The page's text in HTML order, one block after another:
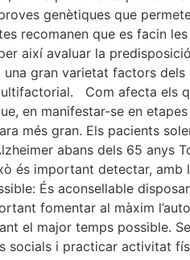
genètiques que
recomanen que es facin
així avaluar la
gran varietat factors
Com afecta els
en manifestar-se en
més gran. Els pacients
abans dels 65 anys
és important detectar,
És aconsellable
fomentar al màxim
el major temps possible.
i practicar activitat